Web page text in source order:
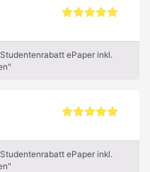
ePaper inkl.
ePaper inkl.